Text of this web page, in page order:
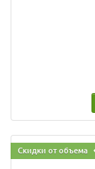
Скидки от объема